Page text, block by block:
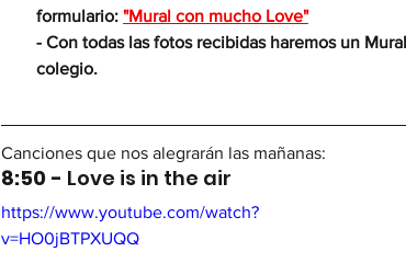
formulario: "Mural con mucho Love"
- Con todas las fotos recibidas haremos un
colegio.
Canciones que nos alegrarán las mañanas:
8:50 - Love is in the air
https://www.youtube.com/watch?
v=HO0jBTPXUQQ